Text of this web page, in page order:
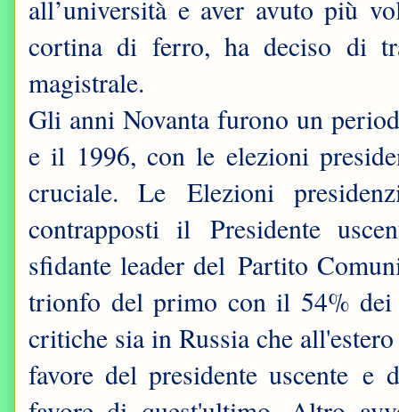
all’università e aver avuto più
cortina di ferro, ha deciso di
magistrale.
Gli anni Novanta furono un
e il 1996, con le elezioni
cruciale. Le Elezioni
contrapposti il Presidente
sfidante leader del Partito
trionfo del primo con il 54%
critiche sia in Russia che
favore del presidente uscente